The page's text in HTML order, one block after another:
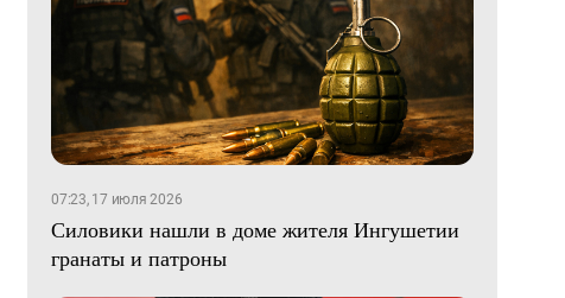
07:23, 17 июля 2026
Силовики нашли в доме жителя Ингушетии
гранаты и патроны